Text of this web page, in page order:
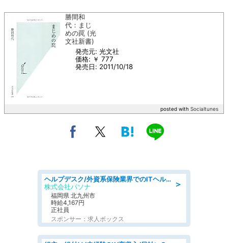
勝間和
代：まじ
めの罠 (光
文社新書)
発売元: 光文社
価格: ￥ 777
発売日: 2011/10/18
posted with Socialtunes
＞
ヘルプデスク/外資系保険業界でのITヘルプデスク業務/駅近/即日勤務可/ヘルプデスク
株式会社パソナ
福岡県 北九州市
時給4,167円
正社員
スポンサー：求人ボックス